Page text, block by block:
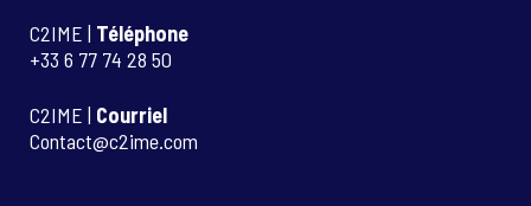
C2IME | Téléphone
+33 6 77 74 28 50
C2IME | Courriel
Contact@c2ime.com